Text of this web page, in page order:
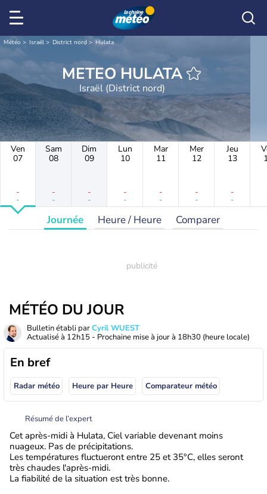
Météo Israël District nord Hulata
METEO HULATA
Israël (District nord)
Ven
07
-
-
Sam
08
-
-
Dim
09
-
-
Lun
10
-
-
Mar
11
-
-
Mer
12
-
-
Jeu
13
-
-
Journée Heure / Heure Comparer
MÉTÉO DU JOUR
Bulletin établi parCyril WUEST
Actualisé à 12h15 - Prochaine mise à jour à 18h30 (heure locale)
En bref
Radar météo Heure par Heure Comparateur météo
Résumé de l’expert
Cet après-midi à Hulata, Ciel variable devenant moins
nuageux. Pas de précipitations.
Les températures fluctueront entre 25 et 35°C, elles seront
très chaudes l'après-midi.
La fiabilité de la situation est très bonne.